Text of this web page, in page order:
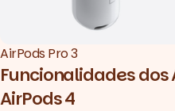
AirPods Pro 3
Funcionalidades dos
AirPods 4